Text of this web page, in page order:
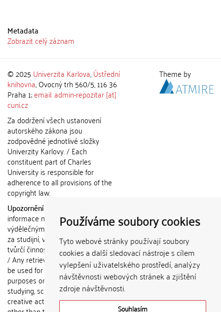
Používáme soubory cookies
Tyto webové stránky používají soubory
cookies a další sledovací nástroje s cílem
vylepšení uživatelského prostředí, analýzy
návštěvnosti webových stránek a zjištění
zdroje návštěvnosti.
Souhlasím
Metadata
Zobrazit celý záznam
© 2025 Univerzita Karlova,Ústřední
knihovna, Ovocný trh 560/5, 116 36
Praha 1;email: admin-repozitar [at]
cuni.cz
Za dodržení všech ustanovení
autorského zákona jsou
zodpovědné jednotlivé složky
Univerzity Karlovy. / Each
constituent part of Charles
University is responsible for
adherence to all provisions of the
copyright law.
Upozornění / Notice:
informace nemohou být použity k
výdělečným účelům nebo vydávány
za studijní, vědeckou nebo jinou
tvůrčí činnost jiné osoby než autora.
/ Any retrieved information shall not
be used for any commercial
purposes or claimed as results of
studying, scientific or any other
creative activities of any person
Theme by